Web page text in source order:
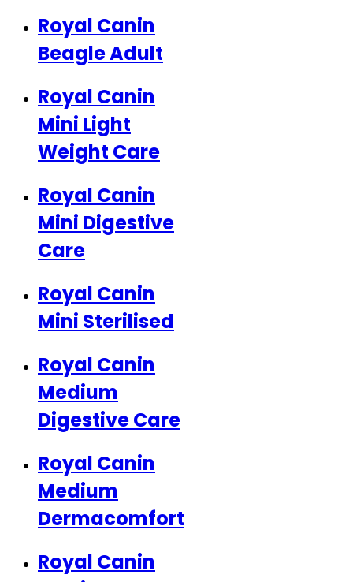
Royal Canin
Beagle Adult
Royal Canin
Mini Light
Weight Care
Royal Canin
Mini Digestive
Care
Royal Canin
Mini Sterilised
Royal Canin
Medium
Digestive Care
Royal Canin
Medium
Dermacomfort
Royal Canin